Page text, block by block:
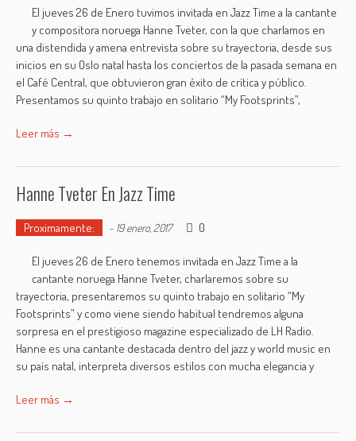
El jueves 26 de Enero tuvimos invitada en Jazz Time a la cantante
y compositora noruega Hanne Tveter, con la que charlamos en
una distendida y amena entrevista sobre su trayectoria, desde sus
inicios en su Oslo natal hasta los conciertos de la pasada semana en
el Café Central, que obtuvieron gran éxito de crítica y público.
Presentamos su quinto trabajo en solitario “My Footsprints”,
Leer más →
Hanne Tveter En Jazz Time
Proximamente: - 19 enero, 2017 0
El jueves 26 de Enero tenemos invitada en Jazz Time a la
cantante noruega Hanne Tveter, charlaremos sobre su
trayectoria, presentaremos su quinto trabajo en solitario “My
Footsprints” y como viene siendo habitual tendremos alguna
sorpresa en el prestigioso magazine especializado de LH Radio.
Hanne es una cantante destacada dentro del jazz y world music en
su país natal, interpreta diversos estilos con mucha elegancia y
Leer más →